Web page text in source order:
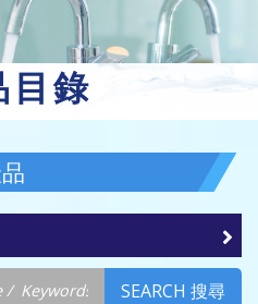
目錄
SEARCH 搜尋